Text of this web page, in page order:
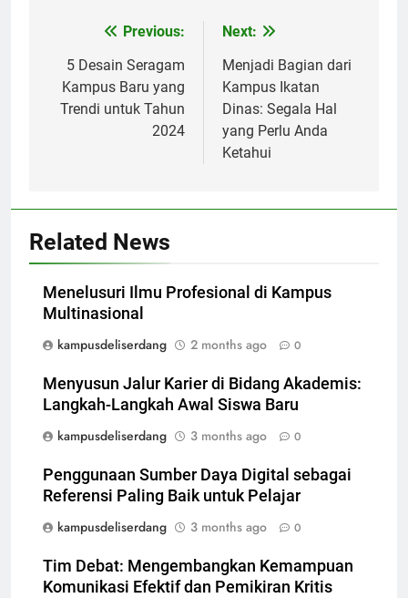
navigation
Previous:
5 Desain Seragam
Kampus Baru yang
Trendi untuk Tahun
2024
Next:
Menjadi Bagian dari
Kampus Ikatan
Dinas: Segala Hal
yang Perlu Anda
Ketahui
Related News
Menelusuri Ilmu Profesional di Kampus
Multinasional
kampusdeliserdang
2 months ago 0
Menyusun Jalur Karier di Bidang Akademis:
Langkah-Langkah Awal Siswa Baru
kampusdeliserdang
3 months ago 0
Penggunaan Sumber Daya Digital sebagai
Referensi Paling Baik untuk Pelajar
kampusdeliserdang
3 months ago 0
Tim Debat: Mengembangkan Kemampuan
Komunikasi Efektif dan Pemikiran Kritis